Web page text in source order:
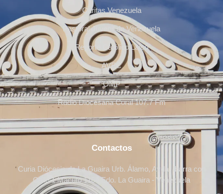
Cáritas Venezuela
Pastoral Juvenil de Venezuela
Reporte Católico Laico
AVEC
OMP
Radio Diocesana Coral 107.7 Fm
Contactos
Curia Diócesis de La Guaira Urb. Álamo, Avda. Ibarra con
Calle 1 Macuto 1164 Edo. La Guaira - Venezuela